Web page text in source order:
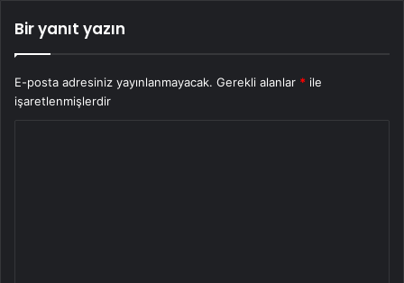
Bir yanıt yazın
E-posta adresiniz yayınlanmayacak. Gerekli alanlar * ile
işaretlenmişlerdir